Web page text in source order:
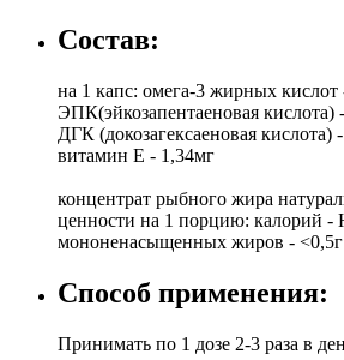
Состав:
на 1 капс: омега-3 жирных кислот
ЭПК(эйкозапентаеновая кислота)
ДГК (докозагексаеновая кислота)
витамин Е - 1,34мг
концентрат рыбного жира
ценности на 1 порцию: калорий
мононенасыщенных жиров - <0,5г
Способ применения:
Принимать по 1 дозе 2-3 раза в